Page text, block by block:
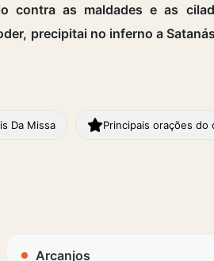
as maldades e as
precipitai no inferno a
Da Missa Principais orações do
Arcanjos